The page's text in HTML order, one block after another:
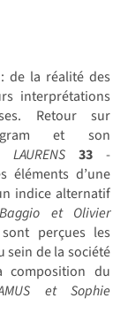
de la réalité des
interprétations
Retour sur
et son
33 -
éléments d’une
indice alternatif
et Olivier
perçues les
sein de la société
composition du
et Sophie